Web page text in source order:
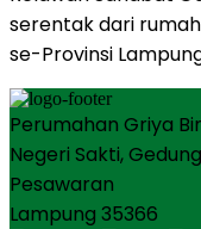
serentak dari
se-Provinsi
Perumahan Griya
Negeri Sakti,
Pesawaran
Lampung 35366